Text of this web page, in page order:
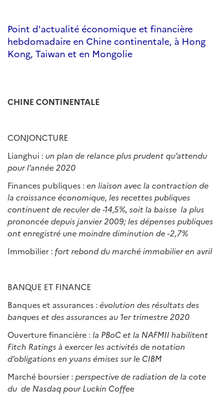
Point d'actualité économique et financière
hebdomadaire en Chine continentale, à Hong
Kong, Taiwan et en Mongolie
CHINE CONTINENTALE
CONJONCTURE
Lianghui : un plan de relance plus prudent qu’attendu
pour l’année 2020
Finances publiques : en liaison avec la contraction de
la croissanceéconomique, les recettes publiques
continuent de reculer de -14,5%, soit la baisse la plus
prononcée depuis janvier 2009; les dépenses publiques
ont enregistré une moindre diminution de -2,7%
Immobilier : fort rebond du marché immobilier en avril
BANQUE ET FINANCE
Banques et assurances : évolution des résultats des
banques et des assurances au 1er trimestre 2020
Ouverture financière : la PBoC et la NAFMII habilitent
Fitch Ratingsà exercer les activités de notation
d’obligations en yuansémises sur le CIBM
Marché boursier : perspective de radiation de la cote
du de Nasdaq pour Luckin Coffee